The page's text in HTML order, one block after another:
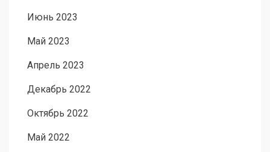
Июнь 2023
Май 2023
Апрель 2023
Декабрь 2022
Октябрь 2022
Май 2022